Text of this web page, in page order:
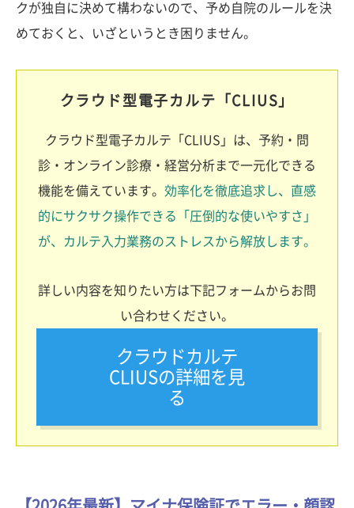
クが独自に決めて構わないので、予め自院のルールを決
めておくと、いざというとき困りません。
クラウド型電子カルテ「CLIUS」
クラウド型電子カルテ「CLIUS」は、予約・問
診・オンライン診療・経営分析まで一元化できる
機能を備えています。 効率化を徹底追求し、直感
的にサクサク操作できる「圧倒的な使いやすさ」
が、カルテ入力業務のストレスから解放します。
詳しい内容を知りたい方は下記フォームからお問
い合わせください。
クラウドカルテ
CLIUSの詳細を見
る